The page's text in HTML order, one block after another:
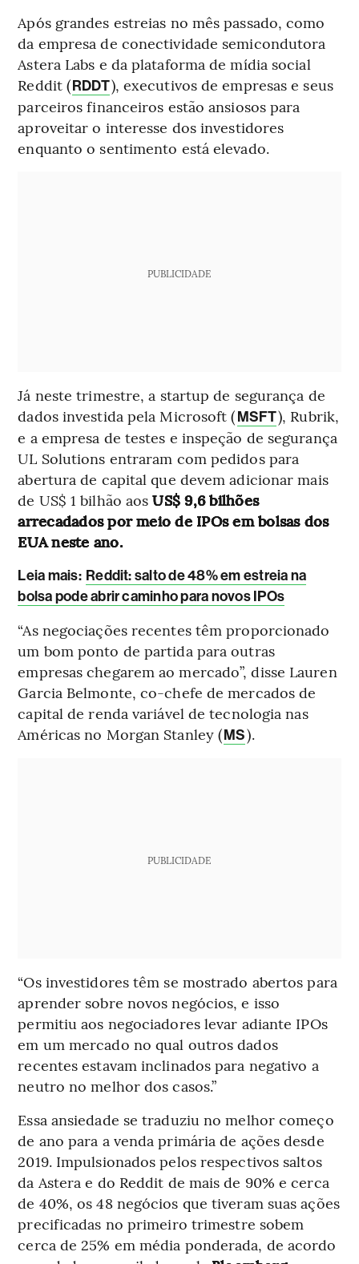
Após grandes estreias no mês passado, como
da empresa de conectividade semicondutora
Astera Labs e da plataforma de mídia social
Reddit (RDDT), executivos de empresas e seus
parceiros financeiros estão ansiosos para
aproveitar o interesse dos investidores
enquanto o sentimento está elevado.
PUBLICIDADE
Já neste trimestre, a startup de segurança de
dados investida pela Microsoft (MSFT), Rubrik,
e a empresa de testes e inspeção de segurança
UL Solutions entraram com pedidos para
abertura de capital que devem adicionar mais
de US$ 1 bilhão aosUS$ 9,6 bilhões
arrecadados por meio de IPOs em bolsas dos
EUA neste ano.
Leia mais: Reddit: salto de 48% em estreia na
bolsa pode abrir caminho para novos IPOs
“As negociações recentes têm proporcionado
um bom ponto de partida para outras
empresas chegarem ao mercado”, disse Lauren
Garcia Belmonte, co-chefe de mercados de
capital de renda variável de tecnologia nas
Américas no Morgan Stanley (MS).
PUBLICIDADE
“Os investidores têm se mostrado abertos para
aprender sobre novos negócios, e isso
permitiu aos negociadores levar adiante IPOs
em um mercado no qual outros dados
recentes estavam inclinados para negativo a
neutro no melhor dos casos.”
Essa ansiedade se traduziu no melhor começo
de ano para a venda primária de ações desde
2019. Impulsionados pelos respectivos saltos
da Astera e do Reddit de mais de 90% e cerca
de 40%, os 48 negócios que tiveram suas ações
precificadas no primeiro trimestre sobem
cerca de 25% em média ponderada, de acordo